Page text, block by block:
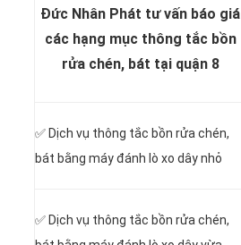
Đức Nhân Phát tư vấn báo giá
các hạng mục thông tắc bồn
rửa chén, bát tại quận 8
✅ Dịch vụ thông tắc bồn rửa chén,
bát bằng máy đánh lò xo dây nhỏ
✅ Dịch vụ thông tắc bồn rửa chén,